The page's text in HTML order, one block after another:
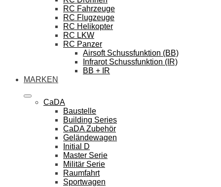
RC Fahrzeuge
RC Flugzeuge
RC Helikopter
RC LKW
RC Panzer
Airsoft Schussfunktion (BB)
Infrarot Schussfunktion (IR)
BB + IR
MARKEN
CaDA
Baustelle
Building Series
CaDA Zubehör
Geländewagen
Initial D
Master Serie
Militär Serie
Raumfahrt
Sportwagen